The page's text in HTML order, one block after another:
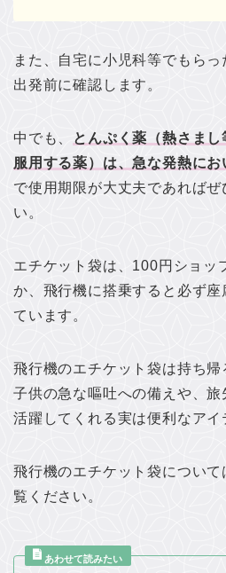
また、自宅に小児科等でもら
出発前に確認します。
中でも、
とんぷく薬（熱さま
服用する薬）は、急な発熱に
で使用期限が大丈夫であればぜ
い。
エチケット袋は、100円ショッ
か、飛行機に搭乗すると必ず
ています。
飛行機のエチケット袋は持ち帰
子供の急な嘔吐への備えや、旅
活躍してくれる実は便利なアイ
飛行機のエチケット袋につい
覧ください。